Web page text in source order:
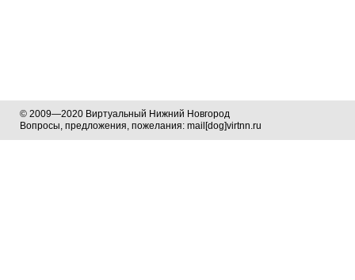
© 2009—2020 Виртуальный Нижний Новгород
Вопросы, предложения, пожелания: mail[dog]virtnn.ru